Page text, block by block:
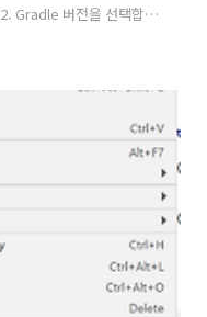
Gradle 버전을 선택합니
이 업그레이드 됩